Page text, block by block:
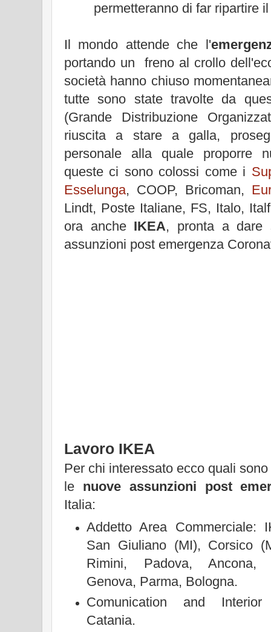
permetteranno di far ripartire
Il mondo attende che l'
portando un freno al crollo
società hanno chiuso
tutte sono state travolte da
(Grande Distribuzione
riuscita a stare a galla,
personale alla quale proporre
queste ci sono colossi come i
Esselunga, COOP, Bricoman,
Lindt, Poste Italiane, FS, Italo,
ora anche IKEA, pronta a dare
assunzioni post emergenza
Lavoro IKEA
Per chi interessato ecco quali
le nuove assunzioni post
Italia:
Addetto Area Commerciale:
San Giuliano (MI), Corsico
Rimini, Padova, Ancona,
Genova, Parma, Bologna.
Comunication and
Catania.